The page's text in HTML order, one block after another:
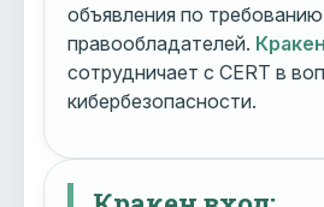
объявления по требованию
правообладателей.
сотрудничает с CERT в
кибербезопасности.